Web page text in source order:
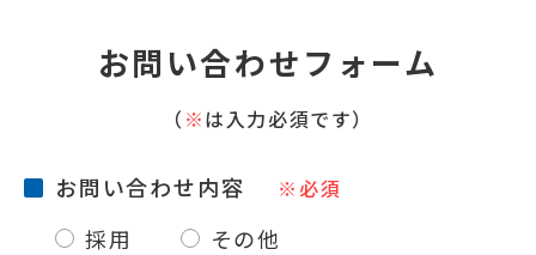
お問い合わせフォーム
（ ※は入力必須です）
お問い合わせ内容 ※必須
採用 その他